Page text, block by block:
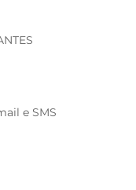
e SMS